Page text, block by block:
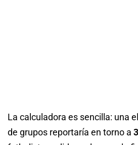
La calculadora es sencilla: una
de grupos reportaría en torno a